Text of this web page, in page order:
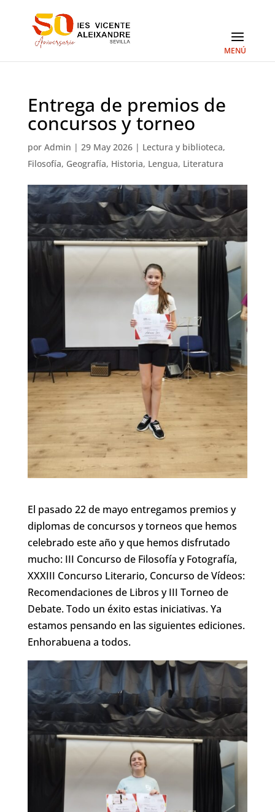
Entrega de premios de
concursos y torneo
por Admin | 29 May 2026| Lectura y biblioteca,
Filosofía, Geografía, Historia, Lengua, Literatura
El pasado 22 de mayo entregamos premios y
diplomas de concursos y torneos que hemos
celebrado este año y que hemos disfrutado
mucho: III Concurso de Filosofía y Fotografía,
XXXIII Concurso Literario, Concurso de Vídeos:
Recomendaciones de Libros y III Torneo de
Debate. Todo un éxito estas iniciativas. Ya
estamos pensando en las siguientes ediciones.
Enhorabuena a todos.